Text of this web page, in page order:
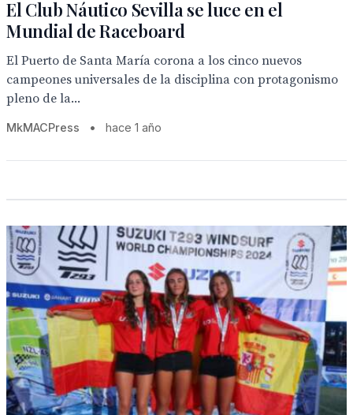
El Club Náutico Sevilla se luce en el
Mundial de Raceboard
El Puerto de Santa María corona a los cinco nuevos
campeones universales de la disciplina con protagonismo
pleno de la...
MkMACPress • hace 1 año